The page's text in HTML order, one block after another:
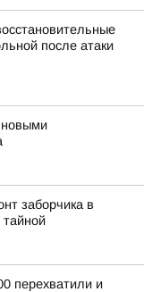
после атаки
заборчика в
тайной
перехватили и